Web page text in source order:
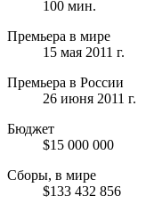
100 мин.
Премьера в мире
15 мая 2011 г.
Премьера в России
26 июня 2011 г.
Бюджет
$15 000 000
Сборы, в мире
$133 432 856